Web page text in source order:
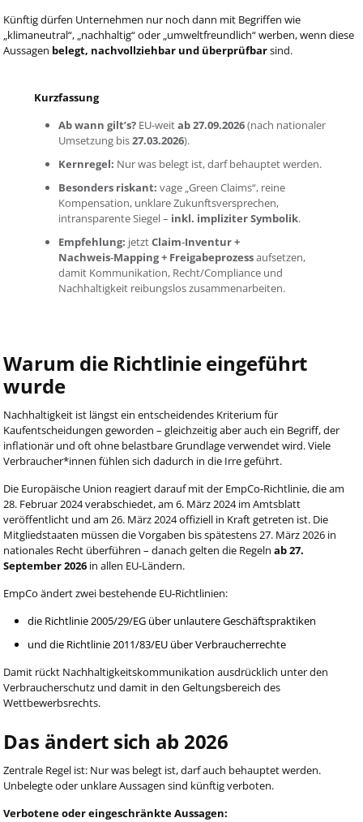
Künftig dürfen Unternehmen nur noch dann mit Begriffen wie
„klimaneutral“, „nachhaltig“ oder „umweltfreundlich“ werben, wenn diese
Aussagen belegt, nachvollziehbar und überprüfbarsind.
Kurzfassung
Ab wann gilt’s? EU‑weitab 27.09.2026(nach nationaler
Umsetzung bis27.03.2026).
Kernregel: Nur was belegt ist, darf behauptet werden.
Besonders riskant: vage „Green Claims“, reine
Kompensation, unklare Zukunftsversprechen,
intransparente Siegel – inkl. impliziter Symbolik.
Empfehlung: jetztClaim‑Inventur +
Nachweis‑Mapping + Freigabeprozessaufsetzen,
damit Kommunikation, Recht/Compliance und
Nachhaltigkeit reibungslos zusammenarbeiten.
Warum die Richtlinie eingeführt
wurde
Nachhaltigkeit ist längst ein entscheidendes Kriterium für
Kaufentscheidungen geworden – gleichzeitig aber auch ein Begriff, der
inflationär und oft ohne belastbare Grundlage verwendet wird. Viele
Verbraucher*innen fühlen sich dadurch in die Irre geführt.
Die Europäische Union reagiert darauf mit der EmpCo‑Richtlinie, die am
28. Februar 2024 verabschiedet, am 6. März 2024 im Amtsblatt
veröffentlicht und am 26. März 2024 offiziell in Kraft getreten ist. Die
Mitgliedstaaten müssen die Vorgaben bis spätestens 27. März 2026 in
nationales Recht überführen – danach gelten die Regelnab 27.
September 2026 in allen EU‑Ländern.
EmpCo ändert zwei bestehende EU‑Richtlinien:
die Richtlinie 2005/29/EG über unlautere Geschäftspraktiken
und die Richtlinie 2011/83/EU über Verbraucherrechte
Damit rückt Nachhaltigkeitskommunikation ausdrücklich unter den
Verbraucherschutz und damit in den Geltungsbereich des
Wettbewerbsrechts.
Das ändert sich ab 2026
Zentrale Regel ist: Nur was belegt ist, darf auch behauptet werden.
Unbelegte oder unklare Aussagen sind künftig verboten.
Verbotene oder eingeschränkte Aussagen: